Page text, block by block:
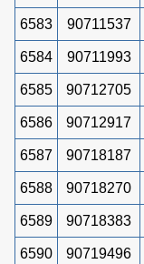
6583 90711537
6584 90711993
6585 90712705
6586 90712917
6587 90718187
6588 90718270
6589 90718383
6590 90719496